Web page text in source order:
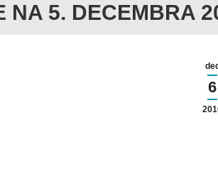
NA 5. DECEMBRA
6